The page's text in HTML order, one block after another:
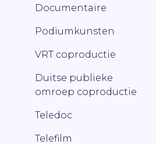
Documentaire
Podiumkunsten
VRT coproductie
Duitse publieke
omroep coproductie
Teledoc
Telefilm